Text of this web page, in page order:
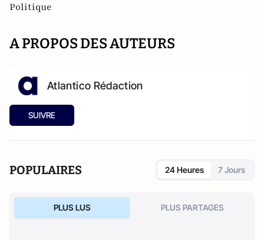
Politique
A PROPOS DES AUTEURS
Atlantico Rédaction
SUIVRE
POPULAIRES 24 Heures 7 Jours
PLUS LUS PLUS PARTAGES